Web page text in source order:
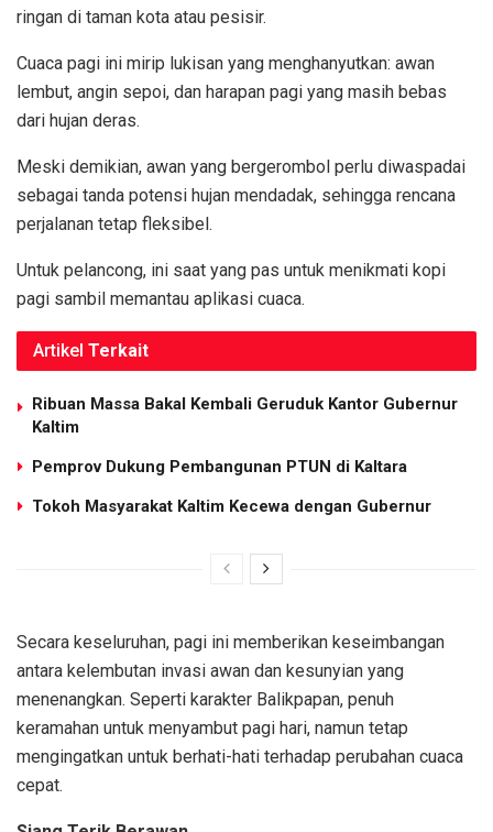
ringan di taman kota atau pesisir.
Cuaca pagi ini mirip lukisan yang menghanyutkan: awan
lembut, angin sepoi, dan harapan pagi yang masih bebas
dari hujan deras.
Meski demikian, awan yang bergerombol perlu diwaspadai
sebagai tanda potensi hujan mendadak, sehingga rencana
perjalanan tetap fleksibel.
Untuk pelancong, ini saat yang pas untuk menikmati kopi
pagi sambil memantau aplikasi cuaca.
Artikel Terkait
Ribuan Massa Bakal Kembali Geruduk Kantor Gubernur
Kaltim
Pemprov Dukung Pembangunan PTUN di Kaltara
Tokoh Masyarakat Kaltim Kecewa dengan Gubernur
Secara keseluruhan, pagi ini memberikan keseimbangan
antara kelembutan invasi awan dan kesunyian yang
menenangkan. Seperti karakter Balikpapan, penuh
keramahan untuk menyambut pagi hari, namun tetap
mengingatkan untuk berhati-hati terhadap perubahan cuaca
cepat.